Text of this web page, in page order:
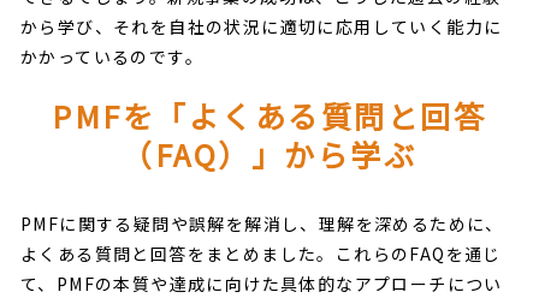
から学び、それを自社の状況に適切に応用していく能力に
かかっているのです。
PMFを「よくある質問と回答
（FAQ）」から学ぶ
PMFに関する疑問や誤解を解消し、理解を深めるために、
よくある質問と回答をまとめました。これらのFAQを通じ
て、PMFの本質や達成に向けた具体的なアプローチについ